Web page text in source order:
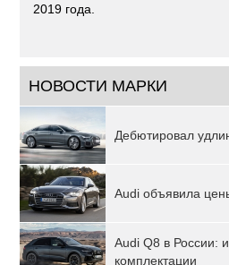
2019 года.
НОВОСТИ МАРКИ
Дебютировал
Audi объявила
Audi Q8 в России:
комплектации